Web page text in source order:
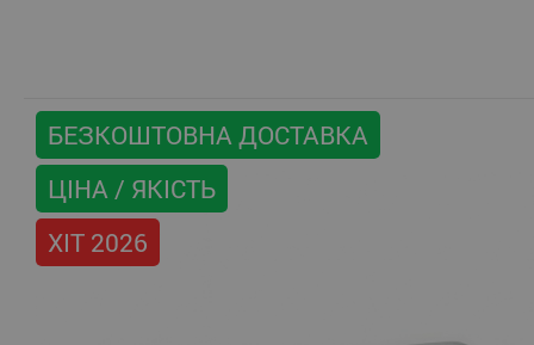
БЕЗКОШТОВНА ДОСТАВКА
ЦІНА / ЯКІСТЬ
ХІТ 2026